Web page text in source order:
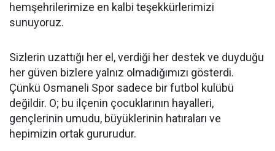
hemşehrilerimize en kalbi teşekkürlerimizi
sunuyoruz.
Sizlerin uzattığı her el, verdiği her destek ve duyduğu
her güven bizlere yalnız olmadığımızı gösterdi.
Çünkü Osmaneli Spor sadece bir futbol kulübü
değildir. O; bu ilçenin çocuklarının hayalleri,
gençlerinin umudu, büyüklerinin hatıraları ve
hepimizin ortak gururudur.